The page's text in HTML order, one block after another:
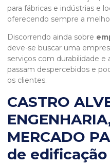
para fábricas e indústrias e
oferecendo sempre a
Discorrendo ainda sobre
deve-se buscar uma
serviços com durabilidade e
passam despercebidos e
os clientes.
CASTRO
MERCADO
de edificação